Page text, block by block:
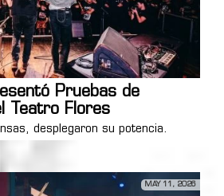
Pruebas de
Teatro Flores
desplegaron su potencia.
MAY 11, 2026